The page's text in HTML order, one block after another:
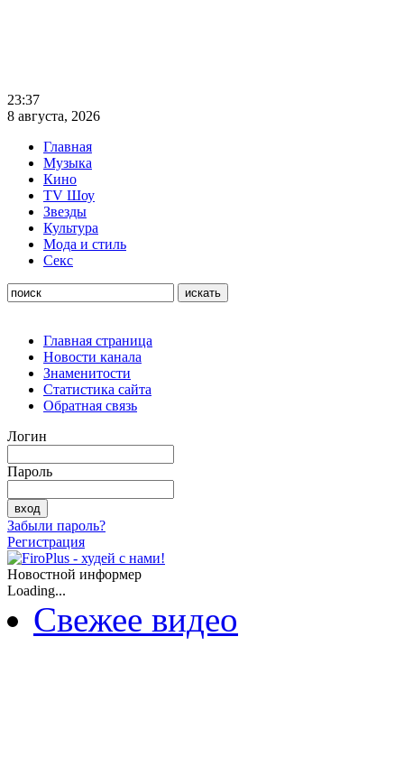
23:37
8 августа, 2026
Главная
Музыка
Кино
TV Шоу
Звезды
Культура
Мода и стиль
Секс
Главная страница
Новости канала
Знаменитости
Статистика сайта
Обратная связь
Логин
Пароль
Забыли пароль?
Регистрация
Новостной информер
Loading...
Свежее видео